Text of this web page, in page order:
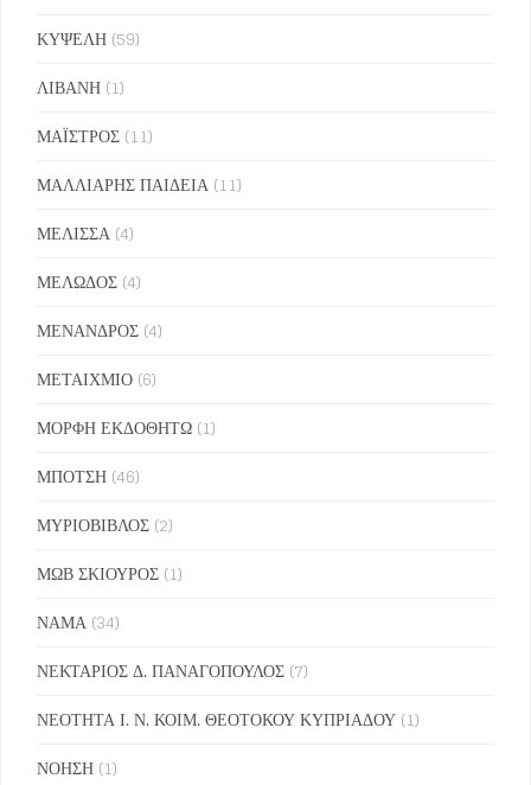
ΚΥΨΕΛΗ (59)
ΛΙΒΑΝΗ (1)
ΜΑΪΣΤΡΟΣ (11)
ΜΑΛΛΙΑΡΗΣ ΠΑΙΔΕΙΑ (11)
ΜΕΛΙΣΣΑ (4)
ΜΕΛΩΔΟΣ (4)
ΜΕΝΑΝΔΡΟΣ (4)
ΜΕΤΑΙΧΜΙΟ (6)
ΜΟΡΦΗ ΕΚΔΟΘΗΤΩ (1)
ΜΠΟΤΣΗ (46)
ΜΥΡΙΟΒΙΒΛΟΣ (2)
ΜΩΒ ΣΚΙΟΥΡΟΣ (1)
ΝΑΜΑ (34)
ΝΕΚΤΑΡΙΟΣ Δ. ΠΑΝΑΓΟΠΟΥΛΟΣ (7)
ΝΕΟΤΗΤΑ Ι. Ν. ΚΟΙΜ. ΘΕΟΤΟΚΟΥ ΚΥΠΡΙΑΔΟΥ (1)
ΝΟΗΣΗ (1)